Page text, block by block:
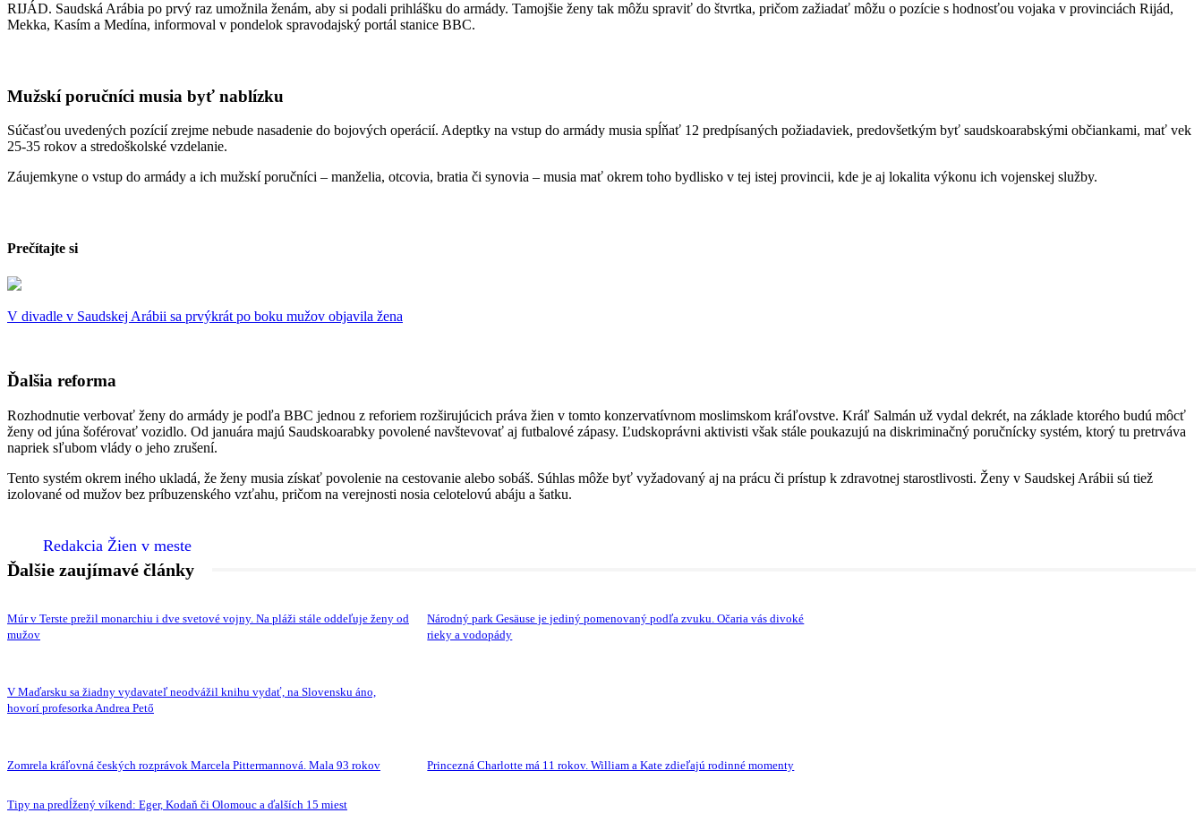
RIJÁD. Saudská Arábia po prvý raz umožnila ženám, aby si podali prihlášku do armády. Tamojšie ženy tak môžu spraviť do štvrtka, pričom zažiadať môžu o pozície s hodnosťou vojaka v provinciách Rijád,
Mekka, Kasím a Medína, informoval v pondelok spravodajský portál stanice BBC.
Mužskí poručníci musia byť nablízku
Súčasťou uvedených pozícií zrejme nebude nasadenie do bojových operácií. Adeptky na vstup do armády musia spĺňať 12 predpísaných požiadaviek, predovšetkým byť saudskoarabskými občiankami, mať vek
25-35 rokov a stredoškolské vzdelanie.
Záujemkyne o vstup do armády a ich mužskí poručníci – manželia, otcovia, bratia či synovia – musia mať okrem toho bydlisko v tej istej provincii, kde je aj lokalita výkonu ich vojenskej služby.
Prečítajte si
V divadle v Saudskej Arábii sa prvýkrát po boku mužov objavila žena
Ďalšia reforma
Rozhodnutie verbovať ženy do armády je podľa BBC jednou z reforiem rozširujúcich práva žien v tomto konzervatívnom moslimskom kráľovstve. Kráľ Salmán už vydal dekrét, na základe ktorého budú môcť
ženy od júna šoférovať vozidlo. Od januára majú Saudskoarabky povolené navštevovať aj futbalové zápasy. Ľudskoprávni aktivisti však stále poukazujú na diskriminačný poručnícky systém, ktorý tu pretrváva
napriek sľubom vlády o jeho zrušení.
Tento systém okrem iného ukladá, že ženy musia získať povolenie na cestovanie alebo sobáš. Súhlas môže byť vyžadovaný aj na prácu či prístup k zdravotnej starostlivosti. Ženy v Saudskej Arábii sú tiež
izolované od mužov bez príbuzenského vzťahu, pričom na verejnosti nosia celotelovú abáju a šatku.
Redakcia Žien v meste
Ďalšie zaujímavé články
Múr v Terste prežil monarchiu i dve svetové vojny. Na pláži stále oddeľuje ženy od
mužov
Národný park Gesäuse je jediný pomenovaný podľa zvuku. Očaria vás divoké
rieky a vodopády
V Maďarsku sa žiadny vydavateľ neodvážil knihu vydať, na Slovensku áno,
hovorí profesorka Andrea Pető
Zomrela kráľovná českých rozprávok Marcela Pittermannová. Mala 93 rokov Princezná Charlotte má 11 rokov. William a Kate zdieľajú rodinné momenty
Tipy na predĺžený víkend: Eger, Kodaň či Olomouc a ďalších 15 miest